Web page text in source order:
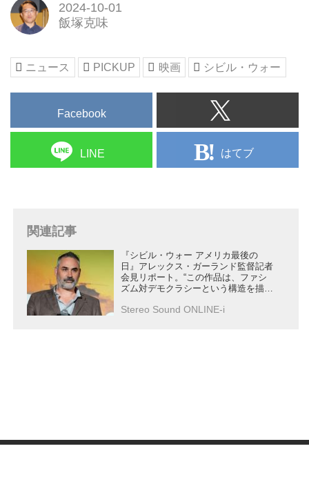
88回アカデミー賞視覚効果賞を受
督。先日、ガーランド監督の来日
を記念し、映画評論家の町山智浩
さんが作品にまつわる疑問を監督
本人にぶつける記者会見が開催さ
2024-10-01
飯塚克味
ニュース PICKUP 映画 シビル・ウォー
Facebook
LINE はてブ
関連記事
『シビル・ウォー アメリカ最後の
日』アレックス・ガーランド監督記者
会見リポート。“この作品は、ファシ
ズム対デモクラシーという構造を描い
Stereo Sound ONLINE-i